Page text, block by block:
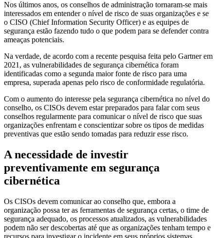
Nos últimos anos, os conselhos de administração tornaram-se mais
interessados ​​em entender o nível de risco de suas organizações e se
o CISO (Chief Information Security Officer) e as equipes de
segurança estão fazendo tudo o que podem para se defender contra
ameaças potenciais.
Na verdade, de acordo com a recente pesquisa feita pelo Gartner em
2021, as vulnerabilidades de segurança cibernética foram
identificadas como a segunda maior fonte de risco para uma
empresa, superada apenas pelo risco de conformidade regulatória.
Com o aumento do interesse pela segurança cibernética no nível do
conselho, os CISOs devem estar preparados para falar com seus
conselhos regularmente para comunicar o nível de risco que suas
organizações enfrentam e conscientizar sobre os tipos de medidas
preventivas que estão sendo tomadas para reduzir esse risco.
A necessidade de investir
preventivamente em segurança
cibernética
Os CISOs devem comunicar ao conselho que, embora a
organização possa ter as ferramentas de segurança certas, o time de
segurança adequado, os processos atualizados, as vulnerabilidades
podem não ser descobertas até que as organizações tenham tempo e